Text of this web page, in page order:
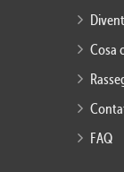
Cosa
FAQ